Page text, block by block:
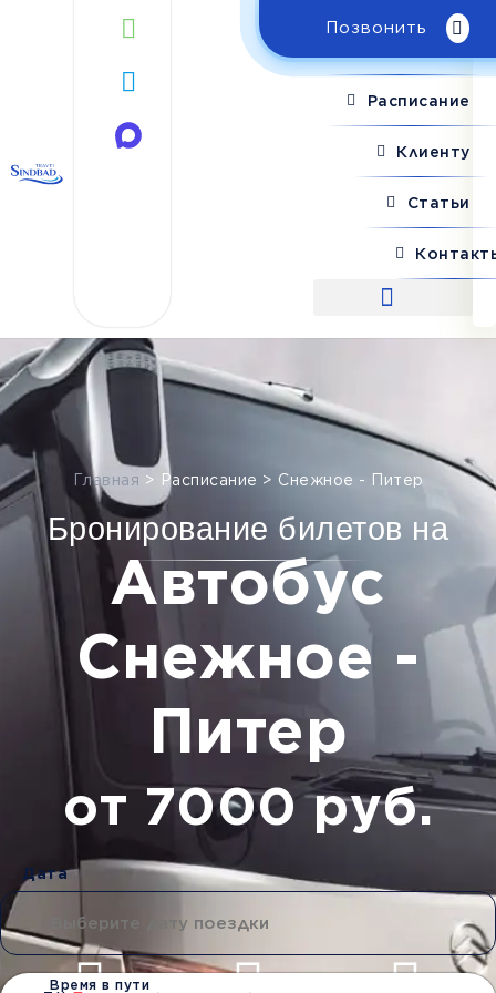
Позвонить
Расписание
Клиенту
Статьи
Главная > Расписание > Снежное - Питер
Бронирование билетов на
Автобус
Снежное -
Питер
от 7000 руб.
Дата
Время в пути